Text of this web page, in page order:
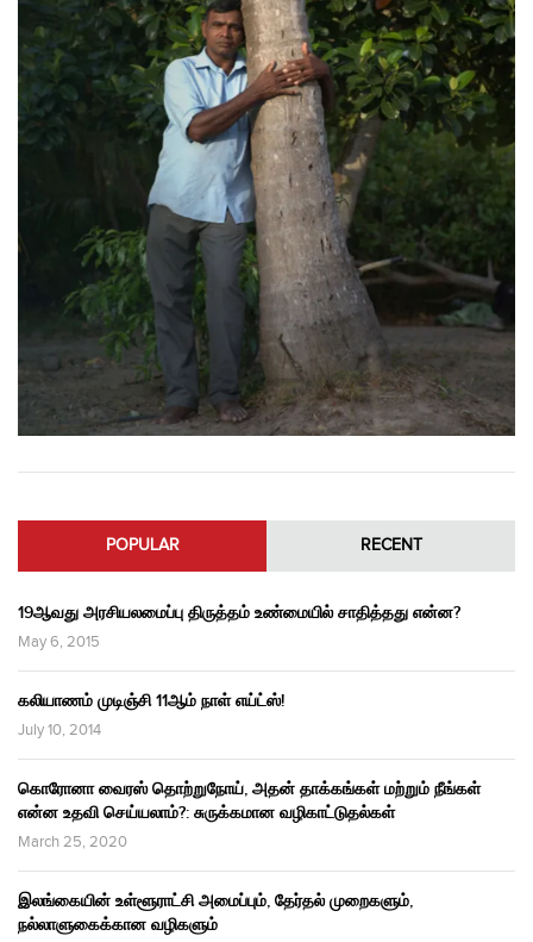
POPULAR RECENT
19ஆவது அரசியலமைப்பு திருத்தம் உண்மையில் சாதித்தது என்ன?
May 6, 2015
கலியாணம் முடிஞ்சி 11ஆம் நாள் எய்ட்ஸ்!
July 10, 2014
கொரோனா வைரஸ் தொற்றுநோய், அதன் தாக்கங்கள் மற்றும் நீங்கள்
என்ன உதவி செய்யலாம்?: சுருக்கமான வழிகாட்டுதல்கள்
March 25, 2020
இலங்கையின் உள்ளூராட்சி அமைப்பும், தேர்தல் முறைகளும்,
நல்லாளுகைக்கான வழிகளும்